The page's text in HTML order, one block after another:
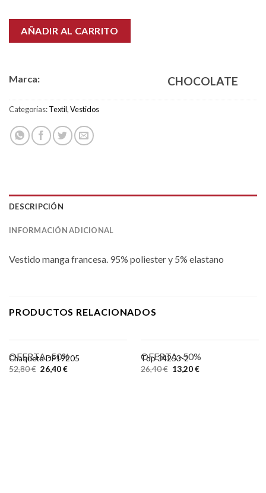
AÑADIR AL CARRITO
Marca: CHOCOLATE
Categorías:Textil,Vestidos
DESCRIPCIÓN
INFORMACIÓN ADICIONAL
Vestido manga francesa. 95% poliester y 5% elastano
PRODUCTOS RELACIONADOS
OFERTA -50%
Chaqueta DF19205
52,80€ 26,40€
OFERTA -50%
Top 34253-2
26,40€ 13,20€